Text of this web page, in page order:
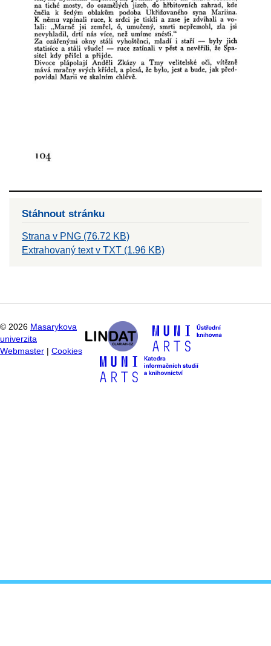
Stáhnout stránku
Strana v PNG (76.72 KB)
Extrahovaný text v TXT (1.96 KB)
© 2026 Masarykova
univerzita
Webmaster
Cookies